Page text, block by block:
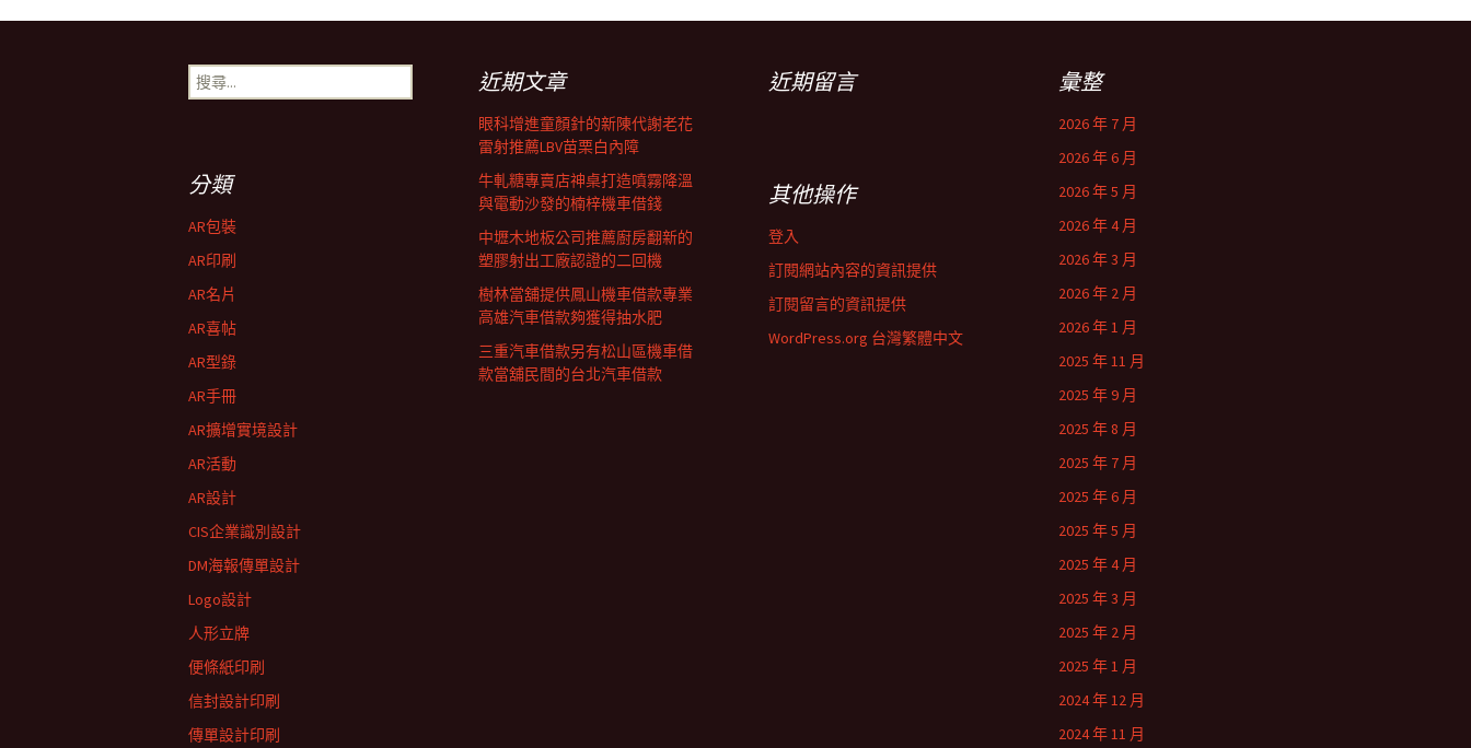
搜
尋
近期文章
眼科增進童顏針的新陳代謝老花
雷射推薦LBV苗栗白內障
牛軋糖專賣店神桌打造噴霧降溫
與電動沙發的楠梓機車借錢
中壢木地板公司推薦廚房翻新的
塑膠射出工廠認證的二回機
樹林當舖提供鳳山機車借款專業
高雄汽車借款夠獲得抽水肥
三重汽車借款另有松山區機車借
款當舖民間的台北汽車借款
近期留言 彙整
2026 年 7 月
2026 年 6 月
2026 年 5 月
2026 年 4 月
2026 年 3 月
2026 年 2 月
2026 年 1 月
2025 年 11 月
2025 年 9 月
2025 年 8 月
2025 年 7 月
2025 年 6 月
2025 年 5 月
2025 年 4 月
2025 年 3 月
2025 年 2 月
2025 年 1 月
2024 年 12 月
2024 年 11 月
分類
AR包裝
AR印刷
AR名片
AR喜帖
AR型錄
AR手冊
AR擴增實境設計
AR活動
AR設計
CIS企業識別設計
DM海報傳單設計
Logo設計
人形立牌
便條紙印刷
信封設計印刷
傳單設計印刷
其他操作
登入
訂閱網站內容的資訊提供
訂閱留言的資訊提供
WordPress.org 台灣繁體中文